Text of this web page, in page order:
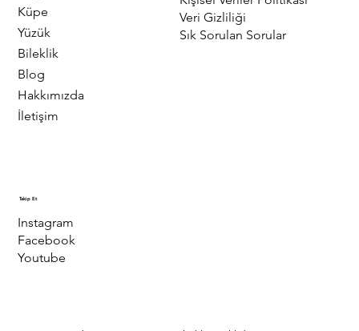
Küpe
Yüzük
Bileklik
Blog
Hakkımızda
İletişim
Veri Gizliliği
Sık Sorulan Sorular
Takip Et
Instagram
Facebook
Youtube